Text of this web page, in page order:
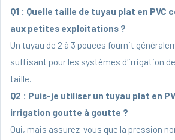
Q1 : Quelle taille de tuyau plat en PVC
aux petites exploitations ?
Un tuyau de 2 à 3 pouces fournit
suffisant pour les systèmes d'irrigation
taille.
Q2 : Puis-je utiliser un tuyau plat en
irrigation goutte à goutte ?
Oui, mais assurez-vous que la pression